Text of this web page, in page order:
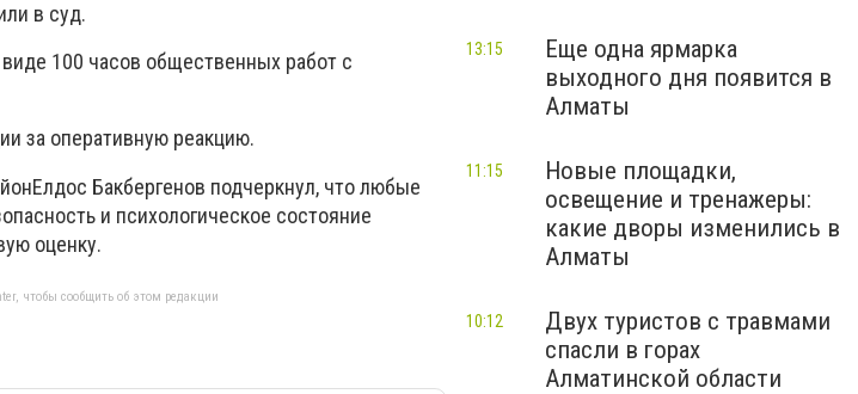
в суд.
100 часов общественных работ с
за оперативную реакцию.
Елдос Бакбергенов подчеркнул, что любые
и психологическое состояние
оценку.
чтобы сообщить об этом редакции
Еще одна ярмарка
выходного дня появится в
Алматы
13:15
Новые площадки,
освещение и тренажеры:
какие дворы изменились в
Алматы
11:15
Двух туристов с травмами
спасли в горах
Алматинской области
10:12